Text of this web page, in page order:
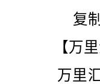
复
【万
万里汇